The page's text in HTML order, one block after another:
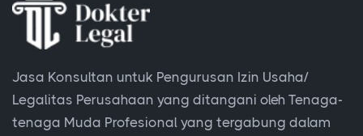
Jasa Konsultan untuk Pengurusan Izin Usaha/
Legalitas Perusahaan yang ditangani oleh Tenaga-
tenaga Muda Profesional yang tergabung dalam